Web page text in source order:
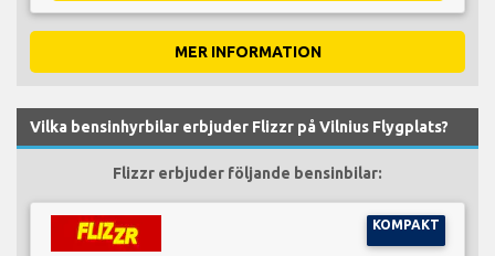
MER INFORMATION
Vilka bensinhyrbilar erbjuder Flizzr på Vilnius Flygplats?
Flizzr erbjuder följande bensinbilar:
KOMPAKT